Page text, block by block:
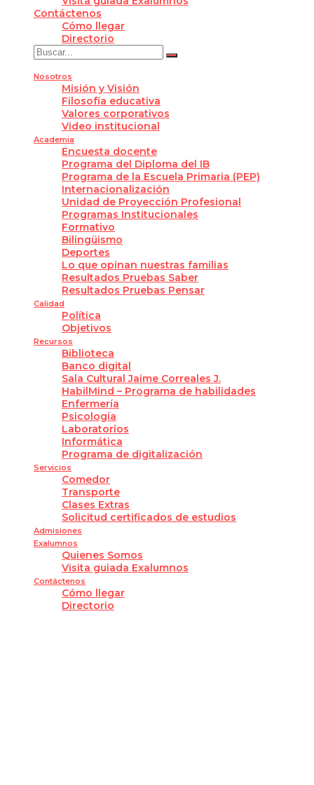
Contáctenos
Cómo llegar
Directorio
Nosotros
Misión y Visión
Filosofía educativa
Valores corporativos
Video institucional
Academia
Encuesta docente
Programa del Diploma del IB
Programa de la Escuela Primaria (PEP)
Internacionalización
Unidad de Proyección Profesional
Programas Institucionales
Formativo
Bilingüismo
Deportes
Lo que opinan nuestras familias
Resultados Pruebas Saber
Resultados Pruebas Pensar
Calidad
Política
Objetivos
Recursos
Biblioteca
Banco digital
Sala Cultural Jaime Correales J.
HabilMind – Programa de habilidades
Enfermería
Psicología
Laboratorios
Informática
Programa de digitalización
Servicios
Comedor
Transporte
Clases Extras
Solicitud certificados de estudios
Admisiones
Exalumnos
Quienes Somos
Visita guiada Exalumnos
Contáctenos
Cómo llegar
Directorio